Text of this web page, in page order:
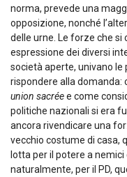
norma, prevede una
opposizione, nonché
delle urne. Le forze che si
espressione dei diversi
società aperte, univano
rispondere alla domanda:
union sacréee come
politiche nazionali si era
ancora rivendicare una
vecchio costume di casa,
lotta per il potere a nemici
naturalmente, per il PD,